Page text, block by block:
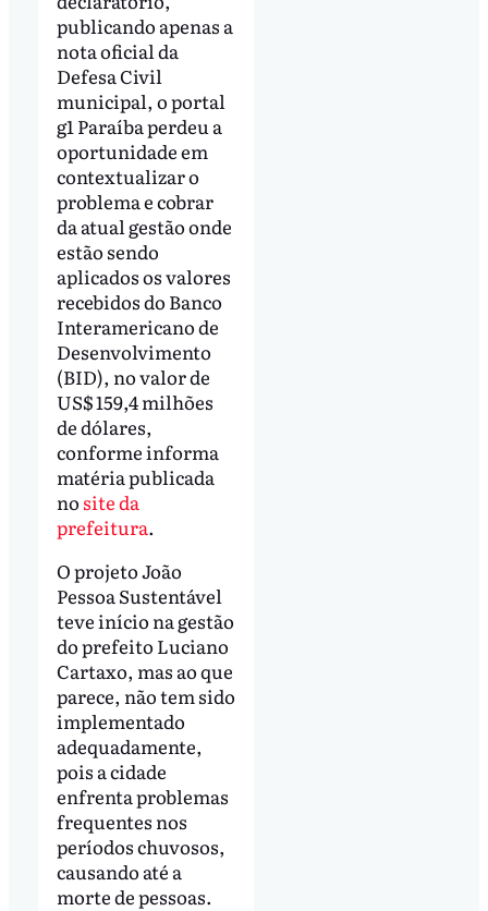
publicando apenas a
nota oficial da
Defesa Civil
municipal, o portal
g1 Paraíba perdeu a
oportunidade em
contextualizar o
problema e cobrar
da atual gestão onde
estão sendo
aplicados os valores
recebidos do Banco
Interamericano de
Desenvolvimento
(BID), no valor de
US$ 159,4 milhões
de dólares,
conforme informa
matéria publicada
no site da
prefeitura.
O projeto João
Pessoa Sustentável
teve início na gestão
do prefeito Luciano
Cartaxo, mas ao que
parece, não tem sido
implementado
adequadamente,
pois a cidade
enfrenta problemas
frequentes nos
períodos chuvosos,
causando até a
morte de pessoas.